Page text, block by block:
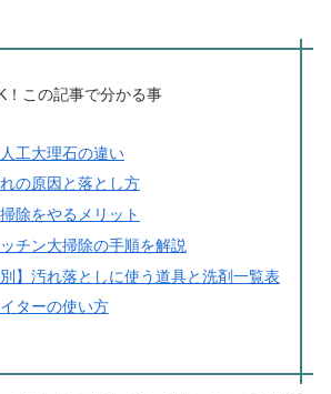
！この記事で分かる事
工大理石の違い
れの原因と落とし方
除をやるメリット
ッチン大掃除の手順を解説
別】汚れ落としに使う道具と洗剤一覧表
ターの使い方